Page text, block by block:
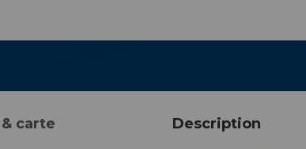
carte Description